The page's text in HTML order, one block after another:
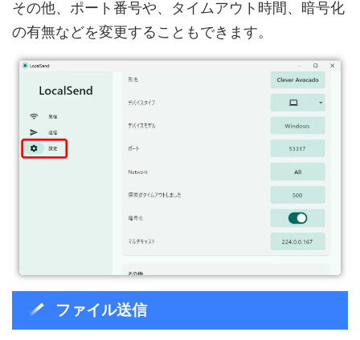
その他、ポート番号や、タイムアウト時間、暗号化
の有無などを変更することもできます。
ファイル送信